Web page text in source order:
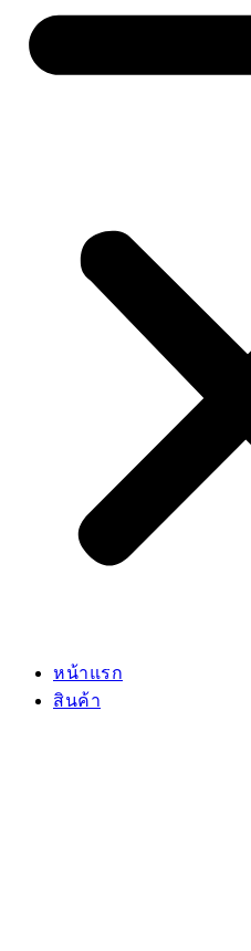
หน้าแรก
สินค้า